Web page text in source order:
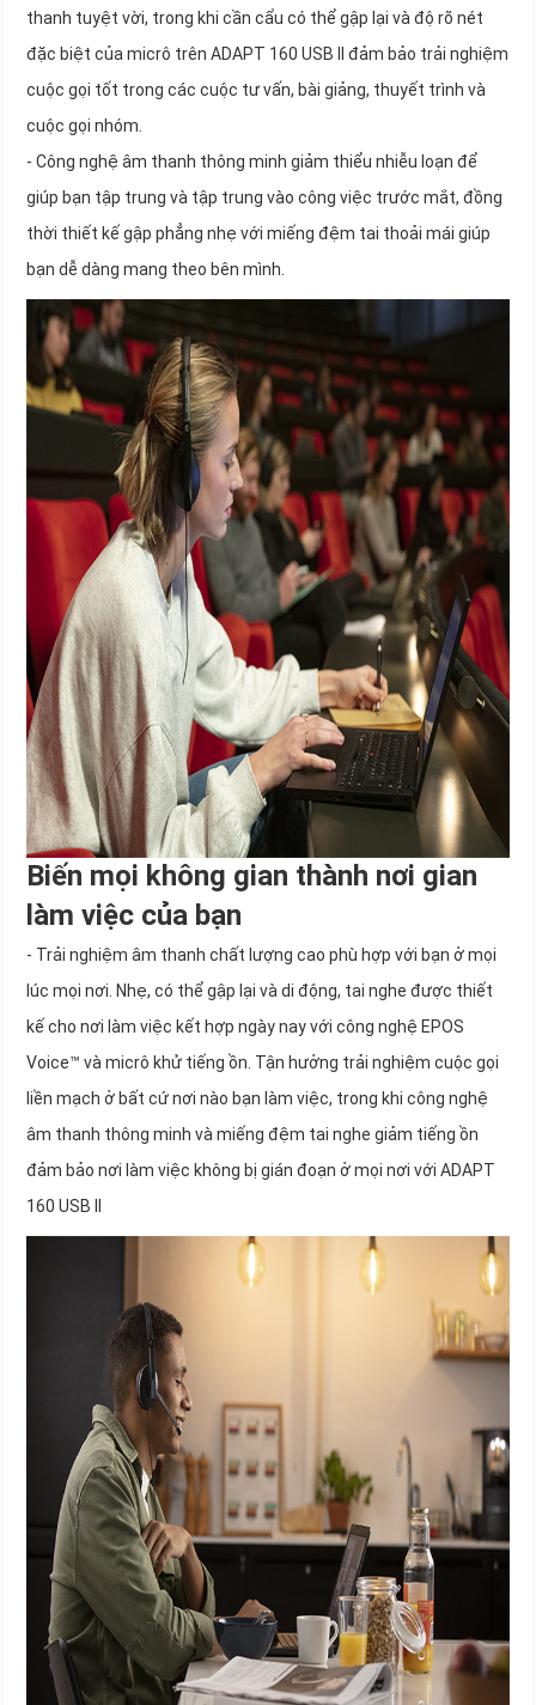
thanh tuyệt vời, trong khi cần cẩu có thể gập lại và độ rõ nét
đặc biệt của micrô trên ADAPT 160 USB II đảm bảo trải nghiệm
cuộc gọi tốt trong các cuộc tư vấn, bài giảng, thuyết trình và
cuộc gọi nhóm.
- Công nghệ âm thanh thông minh giảm thiểu nhiễu loạn để
giúp bạn tập trung và tập trung vào công việc trước mắt, đồng
thời thiết kế gập phẳng nhẹ với miếng đệm tai thoải mái giúp
bạn dễ dàng mang theo bên mình.
Biến mọi không gian thành nơi gian
làm việc của bạn
- Trải nghiệm âm thanh chất lượng cao phù hợp với bạn ở mọi
lúc mọi nơi. Nhẹ, có thể gập lại và di động, tai nghe được thiết
kế cho nơi làm việc kết hợp ngày nay với công nghệ EPOS
Voice™ và micrô khử tiếng ồn. Tận hưởng trải nghiệm cuộc gọi
liền mạch ở bất cứ nơi nào bạn làm việc, trong khi công nghệ
âm thanh thông minh và miếng đệm tai nghe giảm tiếng ồn
đảm bảo nơi làm việc không bị gián đoạn ở mọi nơi với ADAPT
160 USB II